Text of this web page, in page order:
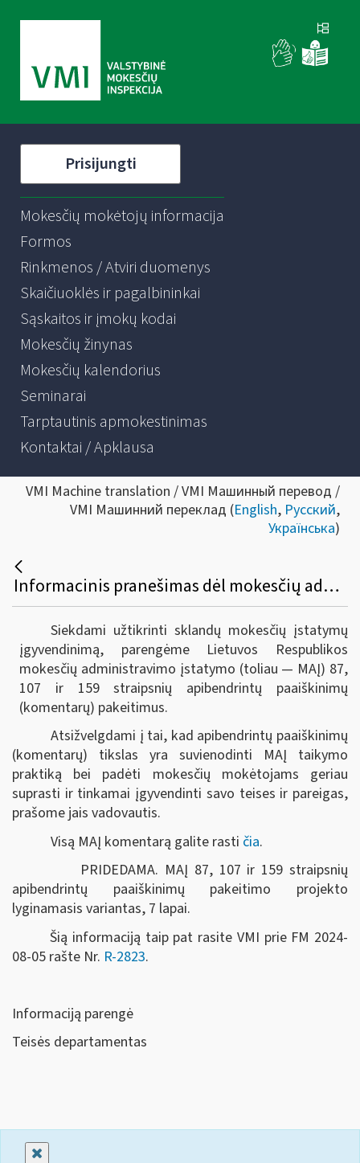
Prisijungti
Mokesčių mokėtojų informacija
Formos
Rinkmenos / Atviri duomenys
Skaičiuoklės ir pagalbininkai
Sąskaitos ir įmokų kodai
Mokesčių žinynas
Mokesčių kalendorius
Seminarai
Tarptautinis apmokestinimas
Kontaktai / Apklausa
VMI Machine translation / VMI Машинный перевод /
VMI Машинний переклад (English, Русский,
Українська)
Informacinis pranešimas dėl mokesčių administravimo įstatymo 87, 107 ir 159 straipsnių apibendrintų paaiškinimų (komentarų) pakeitimo
Siekdami užtikrinti sklandų mokesčių įstatymų
įgyvendinimą, parengėme Lietuvos Respublikos
mokesčių administravimo įstatymo (toliau — MAĮ) 87,
107 ir 159 straipsnių apibendrintų paaiškinimų
(komentarų) pakeitimus.
Atsižvelgdami į tai, kad apibendrintų paaiškinimų
(komentarų) tikslas yra suvienodinti MAĮ taikymo
praktiką bei padėti mokesčių mokėtojams geriau
suprasti ir tinkamai įgyvendinti savo teises ir pareigas,
prašome jais vadovautis.
Visą MAĮ komentarą galite rasti čia.
PRIDEDAMA. MAĮ 87, 107 ir 159 straipsnių
apibendrintų paaiškinimų pakeitimo projekto
lyginamasis variantas, 7 lapai.
Šią informaciją taip pat rasite VMI prie FM 2024-
08-05 rašte Nr. R-2823.
Informaciją parengė
Teisės departamentas